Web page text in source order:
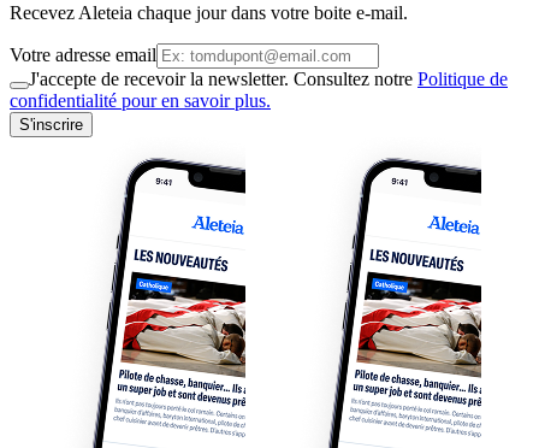
Recevez Aleteia chaque jour dans votre boite e-mail.
Votre adresse email
J'accepte de recevoir la newsletter. Consultez notre Politique de
confidentialité pour en savoir plus.
S'inscrire